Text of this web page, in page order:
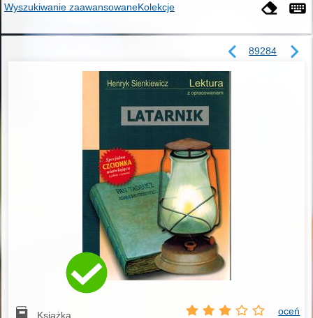
Wyszukiwanie zaawansowaneKolekcje
89284
Książka oceń